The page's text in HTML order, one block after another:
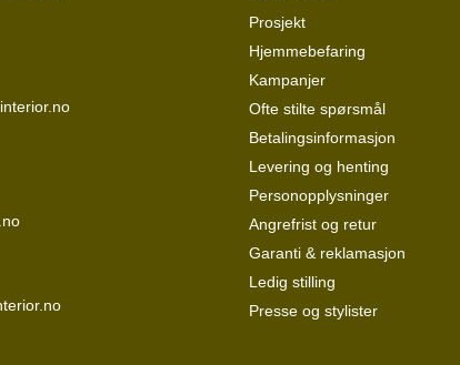
Prosjekt
Hjemmebefaring
Kampanjer
Ofte stilte spørsmål
Betalingsinformasjon
Levering og henting
Personopplysninger
Angrefrist og retur
Garanti & reklamasjon
Ledig stilling
Presse og stylister